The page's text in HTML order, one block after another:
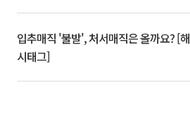
입추매직 '불발', 처서매직은 올까요? [해
시태그]